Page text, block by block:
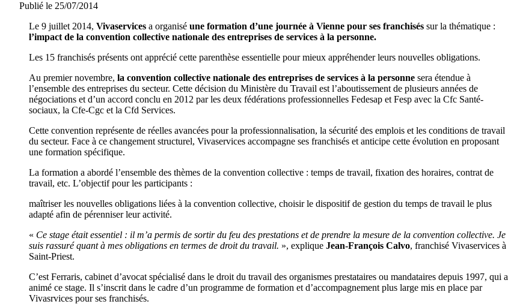
Publié le 25/07/2014
Le 9 juillet 2014, Vivaservices a organisé une formation d’une journée à Vienne pour ses franchisés sur la thématique :
l’impact de la convention collective nationale des entreprises de services à la personne.
Les 15 franchisés présents ont apprécié cette parenthèse essentielle pour mieux appréhender leurs nouvelles obligations.
Au premier novembre, la convention collective nationale des entreprises de services à la personne sera étendue à
l’ensemble des entreprises du secteur. Cette décision du Ministère du Travail est l’aboutissement de plusieurs années de
négociations et d’un accord conclu en 2012 par les deux fédérations professionnelles Fedesap et Fesp avec la Cfc Santé-
sociaux, la Cfe-Cgc et la Cfd Services.
Cette convention représente de réelles avancées pour la professionnalisation, la sécurité des emplois et les conditions de travail
du secteur. Face à ce changement structurel, Vivaservices accompagne ses franchisés et anticipe cette évolution en proposant
une formation spécifique.
La formation a abordé l’ensemble des thèmes de la convention collective : temps de travail, fixation des horaires, contrat de
travail, etc. L’objectif pour les participants :
maîtriser les nouvelles obligations liées à la convention collective, choisir le dispositif de gestion du temps de travail le plus
adapté afin de pérenniser leur activité.
« Ce stage était essentiel : il m’a permis de sortir du feu des prestations et de prendre la mesure de la convention collective. Je
suis rassuré quant à mes obligations en termes de droit du travail. », explique Jean-François Calvo, franchisé Vivaservices à
Saint-Priest.
C’est Ferraris, cabinet d’avocat spécialisé dans le droit du travail des organismes prestataires ou mandataires depuis 1997, qui a
animé ce stage. Il s’inscrit dans le cadre d’un programme de formation et d’accompagnement plus large mis en place par
Vivasrvices pour ses franchisés.